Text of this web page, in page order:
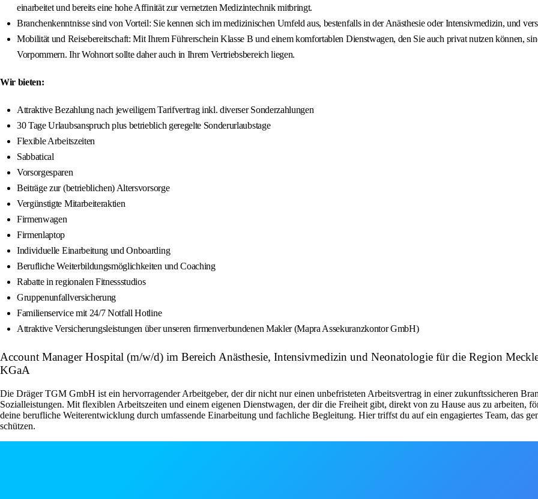
einarbeitet und bereits eine hohe Affinität zur vernetzten Medizintechnik mitbringt.
Branchenkenntnisse sind von Vorteil: Sie kennen sich im medizinischen Umfeld aus, bestenfalls in der Anästhesie oder Intensivmedizin, und
Mobilität und Reisebereitschaft: Mit Ihrem Führerschein Klasse B und einem komfortablen Dienstwagen, den Sie auch privat nutzen können,
Vorpommern. Ihr Wohnort sollte daher auch in Ihrem Vertriebsbereich liegen.
Wir bieten:
Attraktive Bezahlung nach jeweiligem Tarifvertrag inkl. diverser Sonderzahlungen
30 Tage Urlaubsanspruch plus betrieblich geregelte Sonderurlaubstage
Flexible Arbeitszeiten
Sabbatical
Vorsorgesparen
Beiträge zur (betrieblichen) Altersvorsorge
Vergünstigte Mitarbeiteraktien
Firmenwagen
Firmenlaptop
Individuelle Einarbeitung und Onboarding
Berufliche Weiterbildungsmöglichkeiten und Coaching
Rabatte in regionalen Fitnessstudios
Gruppenunfallversicherung
Familienservice mit 24/7 Notfall Hotline
Attraktive Versicherungsleistungen über unseren firmenverbundenen Makler (Mapra Assekuranzkontor GmbH)
Account Manager Hospital (m/w/d) im Bereich Anästhesie, Intensivmedizin und Neonatologie für die Region
KGaA
Die Dräger TGM GmbH ist ein hervorragender Arbeitgeber, der dir nicht nur einen unbefristeten Arbeitsvertrag in einer zukunftssicheren
Sozialleistungen. Mit flexiblen Arbeitszeiten und einem eigenen Dienstwagen, der dir die Freiheit gibt, direkt von zu Hause aus zu arbeiten,
deine berufliche Weiterentwicklung durch umfassende Einarbeitung und fachliche Begleitung. Hier triffst du auf ein engagiertes Team, das
schützen.